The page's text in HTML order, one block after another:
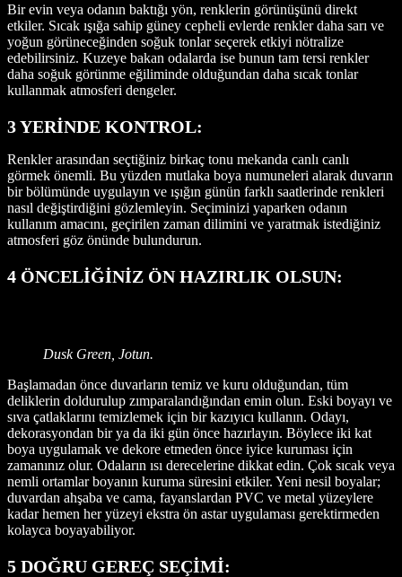
Bir evin veya odanın baktığı yön, renklerin görünüşünü direkt
etkiler. Sıcak ışığa sahip güney cepheli evlerde renkler daha sarı ve
yoğun görüneceğinden soğuk tonlar seçerek etkiyi nötralize
edebilirsiniz. Kuzeye bakan odalarda ise bunun tam tersi renkler
daha soğuk görünme eğiliminde olduğundan daha sıcak tonlar
kullanmak atmosferi dengeler.
3 YERİNDE KONTROL:
Renkler arasından seçtiğiniz birkaç tonu mekanda canlı canlı
görmek önemli. Bu yüzden mutlaka boya numuneleri alarak duvarın
bir bölümünde uygulayın ve ışığın günün farklı saatlerinde renkleri
nasıl değiştirdiğini gözlemleyin. Seçiminizi yaparken odanın
kullanım amacını, geçirilen zaman dilimini ve yaratmak istediğiniz
atmosferi göz önünde bulundurun.
4 ÖNCELİĞİNİZ ÖN HAZIRLIK OLSUN:
Dusk Green, Jotun.
Başlamadan önce duvarların temiz ve kuru olduğundan, tüm
deliklerin doldurulup zımparalandığından emin olun. Eski boyayı ve
sıva çatlaklarını temizlemek için bir kazıyıcı kullanın. Odayı,
dekorasyondan bir ya da iki gün önce hazırlayın. Böylece iki kat
boya uygulamak ve dekore etmeden önce iyice kuruması için
zamanınız olur. Odaların ısı derecelerine dikkat edin. Çok sıcak veya
nemli ortamlar boyanın kuruma süresini etkiler. Yeni nesil boyalar;
duvardan ahşaba ve cama, fayanslardan PVC ve metal yüzeylere
kadar hemen her yüzeyi ekstra ön astar uygulaması gerektirmeden
kolayca boyayabiliyor.
5 DOĞRU GEREÇ SEÇİMİ: